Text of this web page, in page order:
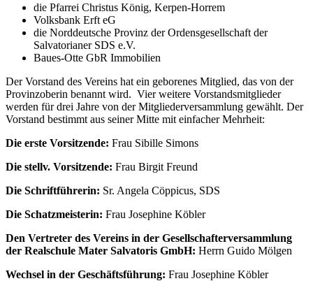
die Pfarrei Christus König, Kerpen-Horrem
Volksbank Erft eG
die Norddeutsche Provinz der Ordensgesellschaft der
Salvatorianer SDS e.V.
Baues-Otte GbR Immobilien
Der Vorstand des Vereins hat ein geborenes Mitglied, das von der
Provinzoberin benannt wird. Vier weitere Vorstandsmitglieder
werden für drei Jahre von der Mitgliederversammlung gewählt. Der
Vorstand bestimmt aus seiner Mitte mit einfacher Mehrheit:
Die erste Vorsitzende: Frau Sibille Simons
Die stellv. Vorsitzende: Frau Birgit Freund
Die Schriftführerin: Sr. Angela Cöppicus, SDS
Die Schatzmeisterin: Frau Josephine Köbler
Den Vertreter des Vereins in der Gesellschafterversammlung
der Realschule Mater Salvatoris GmbH: Herrn Guido Mölgen
Wechsel in der Geschäftsführung: Frau Josephine Köbler